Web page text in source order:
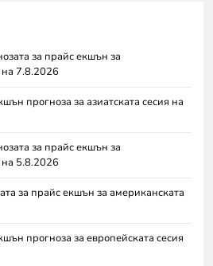
за прайс екшън за
на 7.8.2026
прогноза за азиатската сесия на
за прайс екшън за
на 5.8.2026
за прайс екшън за американската
прогноза за европейската сесия